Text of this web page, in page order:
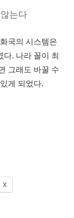
는다
국의 시스템은
. 나라 꼴이 최
그래도 바꿀 수
게 되었다.
X